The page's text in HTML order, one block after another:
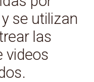
se utilizan
las
videos